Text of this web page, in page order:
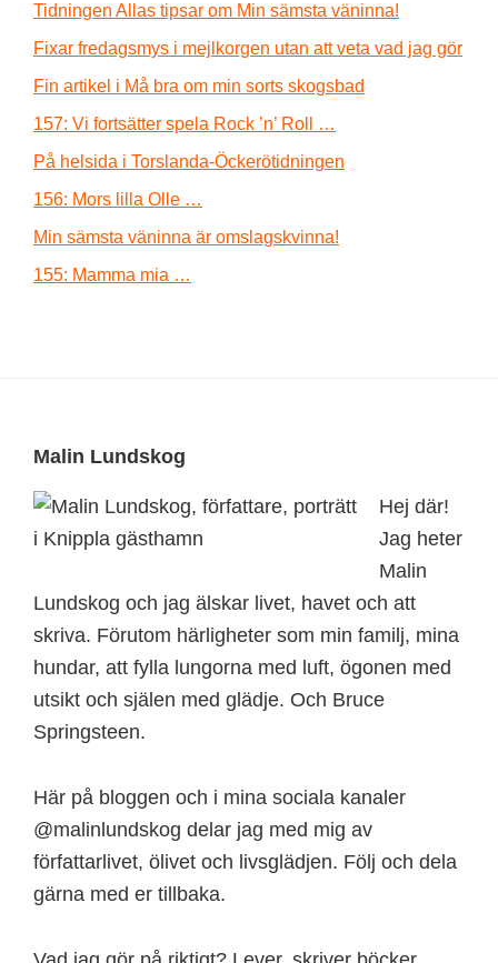
Tidningen Allas tipsar om Min sämsta väninna!
Fixar fredagsmys i mejlkorgen utan att veta vad jag gör
Fin artikel i Må bra om min sorts skogsbad
157: Vi fortsätter spela Rock ’n’ Roll …
På helsida i Torslanda-Öckerötidningen
156: Mors lilla Olle …
Min sämsta väninna är omslagskvinna!
155: Mamma mia …
Footer
Malin Lundskog
Hej där!
Jag heter
Malin
Lundskog och jag älskar livet, havet och att
skriva. Förutom härligheter som min familj, mina
hundar, att fylla lungorna med luft, ögonen med
utsikt och själen med glädje. Och Bruce
Springsteen.
Här på bloggen och i mina sociala kanaler
@malinlundskog delar jag med mig av
författarlivet, ölivet och livsglädjen. Följ och dela
gärna med er tillbaka.